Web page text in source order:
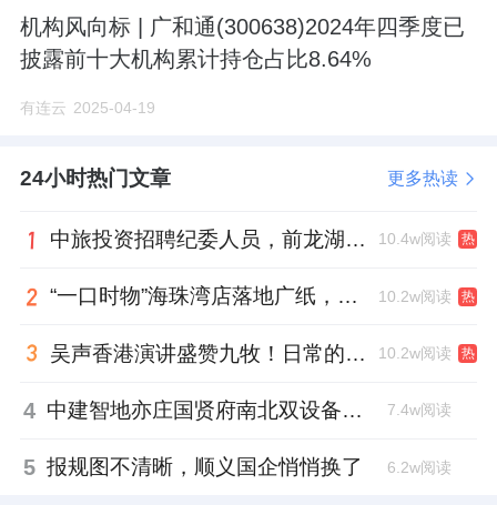
机构风向标 | 广和通(300638)2024年四季度已
披露前十大机构累计持仓占比8.64%
有连云 2025-04-19
24小时热门文章 更多热读
中旅投资招聘纪委人员，前龙湖副总裁胡若翔掌舵 10.4w阅读 热
“一口时物”海珠湾店落地广纸，越秀地产以“新鲜现制”商业新场景打造社区高品质生活 10.2w阅读 热
吴声香港演讲盛赞九牧！日常的小锚点变成科技突破点！ 10.2w阅读 热
4 中建智地亦庄国贤府南北双设备平台，得房率创区域新高 7.4w阅读
5 报规图不清晰，顺义国企悄悄换了 6.2w阅读